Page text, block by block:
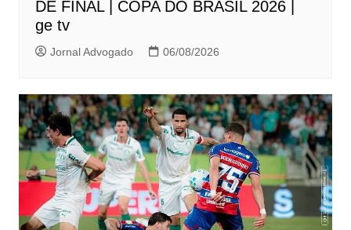
DE FINAL | COPA DO BRASIL 2026 |
ge tv
Jornal Advogado 06/08/2026